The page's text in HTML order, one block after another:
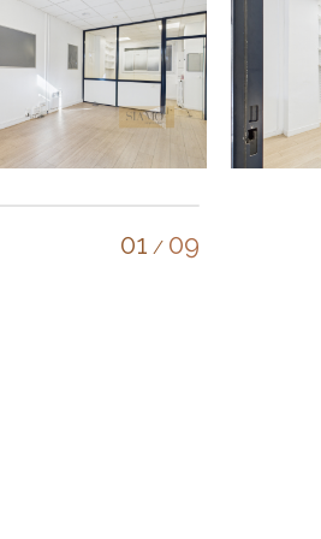
01 / 09